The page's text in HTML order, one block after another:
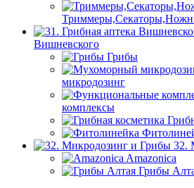
Вишневского
Грибы
микродозинг
комплексы
32.
Amazonica
Грибы